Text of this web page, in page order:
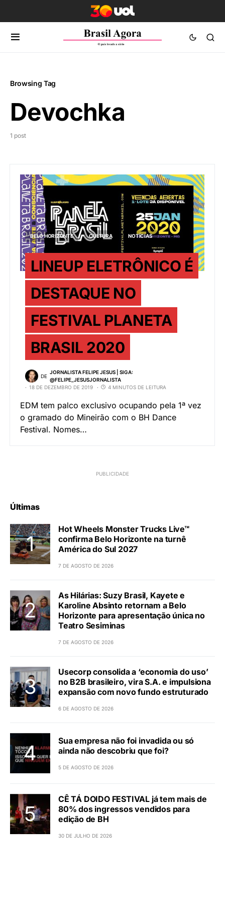
Browsing Tag
Devochka
1 post
BELO HORIZONTE CULTURA NOTÍCIAS
LINEUP ELETRÔNICO É
DESTAQUE NO
FESTIVAL PLANETA
BRASIL 2020
DE
JORNALISTA FELIPE JESUS | SIGA:
@FELIPE_JESUSJORNALISTA
18 DE DEZEMBRO DE 2019
4 MINUTOS DE LEITURA
EDM tem palco exclusivo ocupando pela 1ª vez
o gramado do Mineirão com o BH Dance
Festival. Nomes…
Últimas
Hot Wheels Monster Trucks Live™
confirma Belo Horizonte na turnê
América do Sul 2027
7 DE AGOSTO DE 2026
As Hilárias: Suzy Brasil, Kayete e
Karoline Absinto retornam a Belo
Horizonte para apresentação única no
Teatro Sesiminas
7 DE AGOSTO DE 2026
Usecorp consolida a ‘economia do uso’
no B2B brasileiro, vira S.A. e impulsiona
expansão com novo fundo estruturado
6 DE AGOSTO DE 2026
Sua empresa não foi invadida ou só
ainda não descobriu que foi?
5 DE AGOSTO DE 2026
CÊ TÁ DOIDO FESTIVAL já tem mais de
80% dos ingressos vendidos para
edição de BH
30 DE JULHO DE 2026